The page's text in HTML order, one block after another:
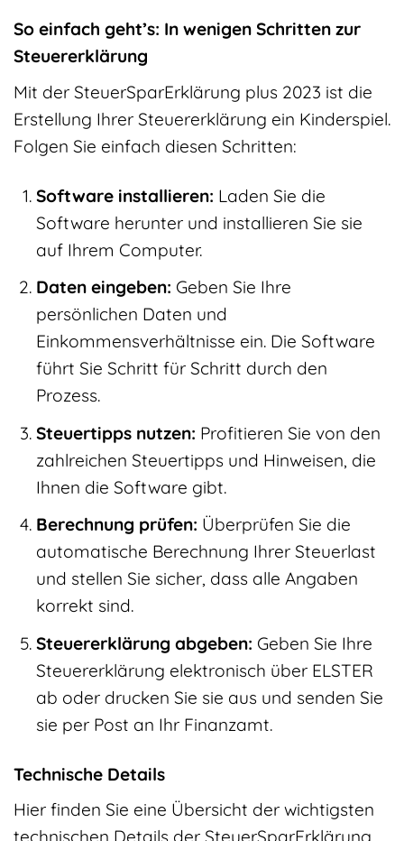
So einfach geht’s: In wenigen Schritten zur
Steuererklärung
Mit der SteuerSparErklärung plus 2023 ist die
Erstellung Ihrer Steuererklärung ein Kinderspiel.
Folgen Sie einfach diesen Schritten:
Software installieren: Laden Sie die
Software herunter und installieren Sie sie
auf Ihrem Computer.
Daten eingeben: Geben Sie Ihre
persönlichen Daten und
Einkommensverhältnisse ein. Die Software
führt Sie Schritt für Schritt durch den
Prozess.
Steuertipps nutzen: Profitieren Sie von den
zahlreichen Steuertipps und Hinweisen, die
Ihnen die Software gibt.
Berechnung prüfen: Überprüfen Sie die
automatische Berechnung Ihrer Steuerlast
und stellen Sie sicher, dass alle Angaben
korrekt sind.
Steuererklärung abgeben: Geben Sie Ihre
Steuererklärung elektronisch über ELSTER
ab oder drucken Sie sie aus und senden Sie
sie per Post an Ihr Finanzamt.
Technische Details
Hier finden Sie eine Übersicht der wichtigsten